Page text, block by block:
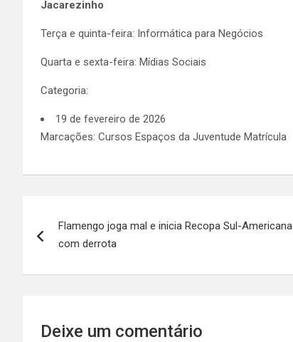
Jacarezinho
Terça e quinta-feira: Informática para Negócios
Quarta e sexta-feira: Mídias Sociais
Categoria:
19 de fevereiro de 2026
Marcações: Cursos Espaços da Juventude Matrícula
de
Post
Flamengo joga mal e inicia Recopa Sul-Americana
com derrota
Deixe um comentário